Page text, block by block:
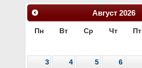
Август 2026
Пн Вт Ср Чт Пт
3
4 5 6